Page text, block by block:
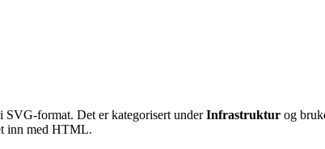
SVG-format. Det er kategorisert underInfrastruktur og
inn med HTML.